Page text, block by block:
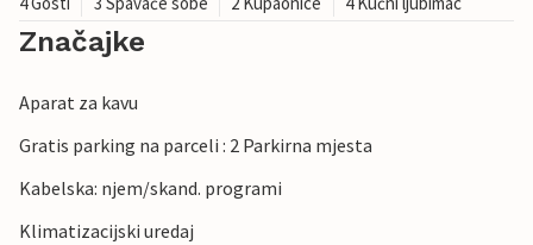
Značajke
Aparat za kavu
Gratis parking na parceli : 2 Parkirna mjesta
Kabelska: njem/skand. programi
Klimatizacijski uredaj